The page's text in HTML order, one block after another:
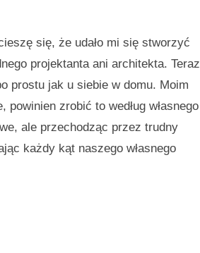
się, że udało mi się stworzyć
projektanta ani architekta. Teraz
prostu jak u siebie w domu. Moim
zrobić to według własnego
ale przechodząc przez trudny
każdy kąt naszego własnego